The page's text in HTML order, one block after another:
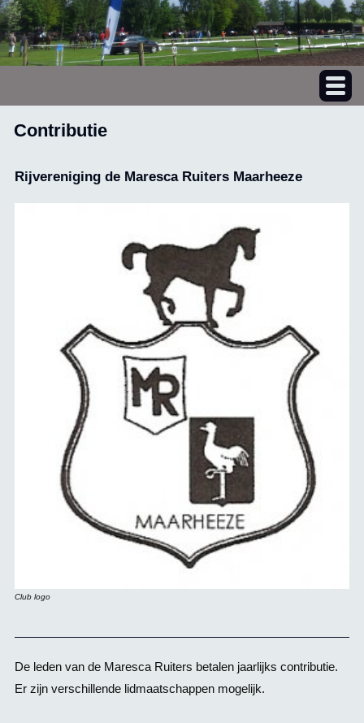
Contributie
Rijvereniging de Maresca Ruiters Maarheeze
Club logo
De leden van de Maresca Ruiters betalen jaarlijks contributie.
Er zijn verschillende lidmaatschappen mogelijk.